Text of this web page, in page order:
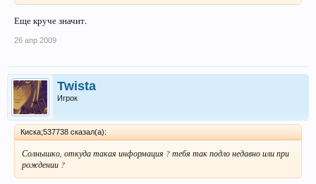
Еще круче значит.
26 апр 2009
Twista
Игрок
Киска;537738 сказал(а):
Солнышко, откуда такая информация ? тебя так подло недавно или при
рождении ?